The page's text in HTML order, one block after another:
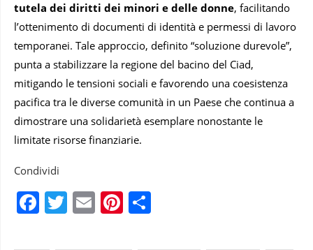
tutela dei diritti dei minori e delle donne, facilitando
l’ottenimento di documenti di identità e permessi di lavoro
temporanei. Tale approccio, definito “soluzione durevole”,
punta a stabilizzare la regione del bacino del Ciad,
mitigando le tensioni sociali e favorendo una coesistenza
pacifica tra le diverse comunità in un Paese che continua a
dimostrare una solidarietà esemplare nonostante le
limitate risorse finanziarie.
Condividi
Facebook
Twitter
EmailPinterest